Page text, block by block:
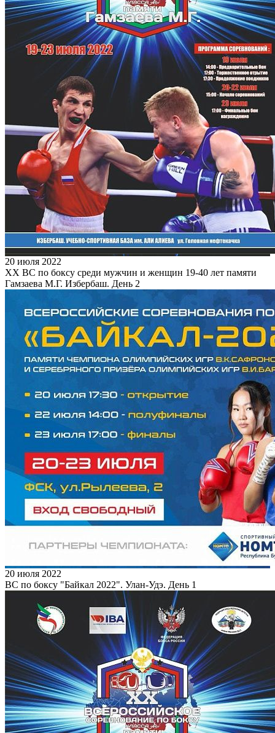
20 июля 2022
XX ВС по боксу среди мужчин и женщин 19-40 лет памяти
Гамзаева М.Г. Избербаш. День 2
20 июля 2022
ВС по боксу "Байкал 2022". Улан-Удэ. День 1